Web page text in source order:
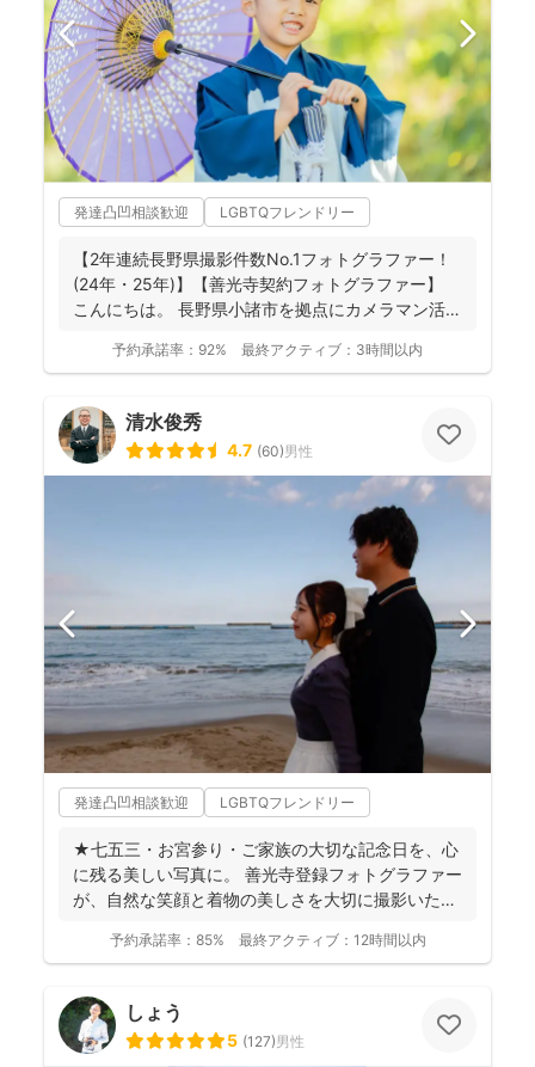
発達凸凹相談歓迎 LGBTQフレンドリー
【2年連続長野県撮影件数No.1フォトグラファー！
(24年・25年)】【善光寺契約フォトグラファー】
こんにちは。 長野県小諸市を拠点にカメラマン活
予約承諾率： 92% 最終アクティブ： 3時間以内
清水俊秀
4.7 (60)男性
発達凸凹相談歓迎 LGBTQフレンドリー
★七五三・お宮参り・ご家族の大切な記念日を、心
に残る美しい写真に。 善光寺登録フォトグラファー
が、自然な笑顔と着物の美しさを大切に撮影いたし
予約承諾率： 85% 最終アクティブ： 12時間以内
しょう
5 (127)男性